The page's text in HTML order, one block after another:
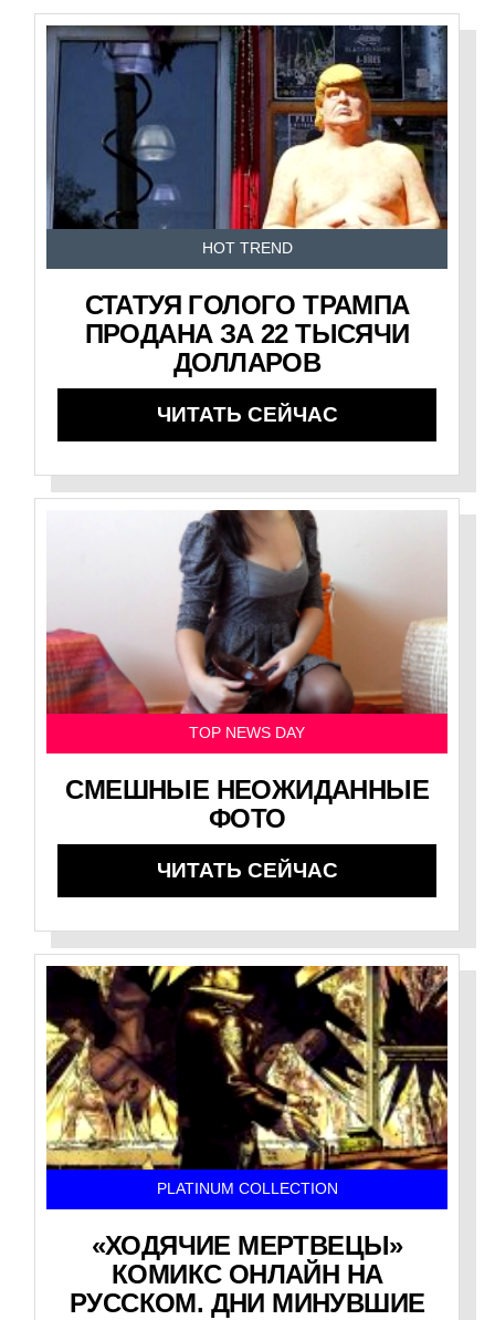
HOT TREND
СТАТУЯ ГОЛОГО ТРАМПА
ПРОДАНА ЗА 22 ТЫСЯЧИ
ДОЛЛАРОВ
ЧИТАТЬ СЕЙЧАС
TOP NEWS DAY
СМЕШНЫЕ НЕОЖИДАННЫЕ
ФОТО
ЧИТАТЬ СЕЙЧАС
PLATINUM COLLECTION
«ХОДЯЧИЕ МЕРТВЕЦЫ»
КОМИКС ОНЛАЙН НА
РУССКОМ. ДНИ МИНУВШИЕ